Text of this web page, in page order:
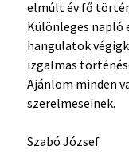
elmúlt év fő
Különleges napló
hangulatok
izgalmas
Ajánlom minden
szerelmeseinek.
Szabó József